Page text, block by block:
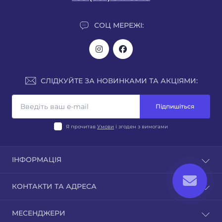
СОЦ МЕРЕЖІ:
СЛІДКУЙТЕ ЗА НОВИНКАМИ ТА АКЦІЯМИ:
Підпишіться
Я прочитав Умови і згоден з вимогами
ІНФОРМАЦІЯ
Відгуки
Зворотній зв'язок
КОНТАКТИ ТА АДРЕСА
МЕСЕНДЖЕРИ